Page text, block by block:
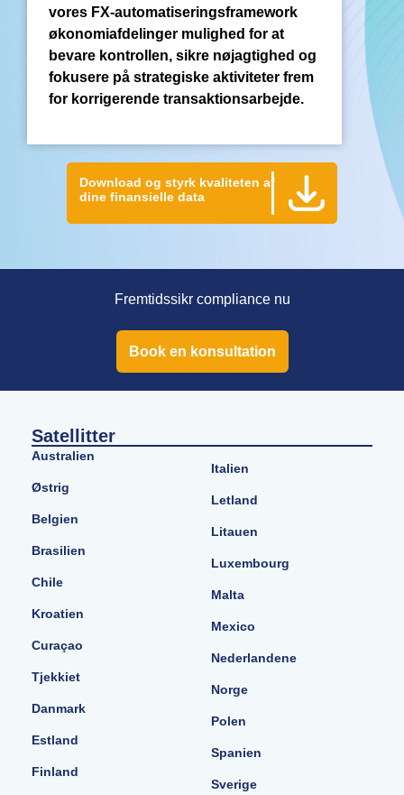
vores FX-automatiseringsframework
økonomiafdelinger mulighed for at
bevare kontrollen, sikre nøjagtighed og
fokusere på strategiske aktiviteter frem
for korrigerende transaktionsarbejde.
Download og styrk kvaliteten af
dine finansielle data
Fremtidssikr compliance nu
Book en konsultation
Satellitter
Australien
Østrig
Belgien
Brasilien
Chile
Kroatien
Curaçao
Tjekkiet
Danmark
Estland
Finland
Italien
Letland
Litauen
Luxembourg
Malta
Mexico
Nederlandene
Norge
Polen
Spanien
Sverige